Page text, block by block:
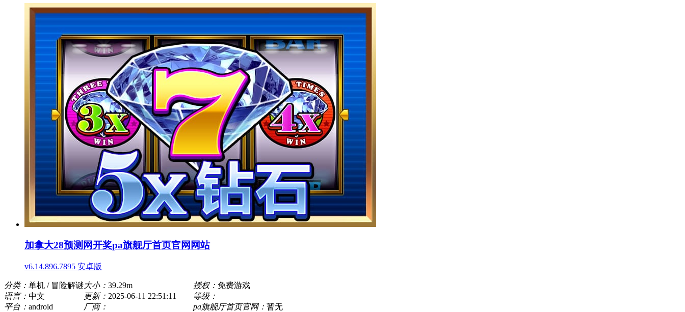
加拿大28预测网开奖pa旗舰厅首页官网网站
v6.14.896.7895 安卓版
分类： 单机 / 冒险解谜大小： 39.29m 授权： 免费游戏
语言： 中文 更新： 2025-06-11 22:51:11
等级：
平台： android 厂商： pa旗舰厅首页官网： 暂无